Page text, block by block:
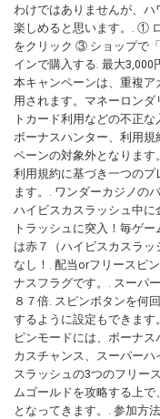
わけではありませんが、ハ
楽しめると思います。. ①
をクリック ③ ショップで
インで購入する. 最大
本キャンペーンは、重複
用されます。マネーロン
トカード利用などの不正な
ボーナスハンター、利用
ペーンの対象外となりま
利用規約に基づき一つのプ
ます。. ワンダーカジノの
ハイビスカスラッシュ中
トラッシュに突入！毎ゲ
は赤７（ハイビスカスラ
なし！. 配当orフリースピ
ナスフラグです。. スーパ
８７倍. スピンボタンを何
するように設定もできま
ピンモードには、ボーナ
カスチャンス、スーパー
スラッシュの3つのフリー
ムゴールドを攻略する上
となってきます。. 参加方